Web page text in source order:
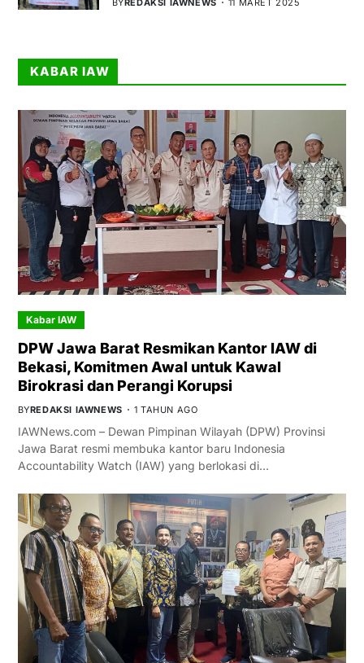
KABAR IAW
Kabar IAW
DPW Jawa Barat Resmikan Kantor IAW di
Bekasi, Komitmen Awal untuk Kawal
Birokrasi dan Perangi Korupsi
BYREDAKSI IAWNEWS 1 TAHUN AGO
IAWNews.com – Dewan Pimpinan Wilayah (DPW) Provinsi
Jawa Barat resmi membuka kantor baru Indonesia
Accountability Watch (IAW) yang berlokasi di…